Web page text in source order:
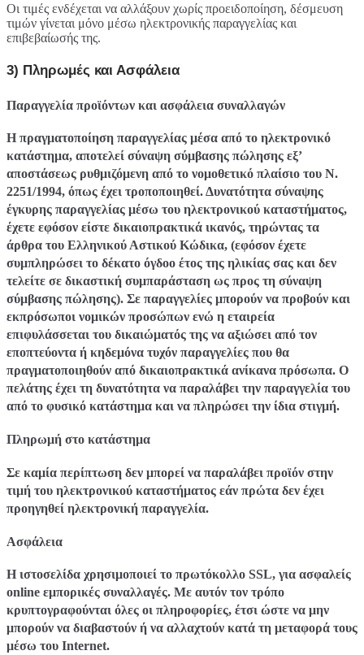
Οι τιμές ενδέχεται να αλλάξουν χωρίς προειδοποίηση, δέσμευση
τιμών γίνεται μόνο μέσω ηλεκτρονικής παραγγελίας και
επιβεβαίωσής της.
3) Πληρωμές και Ασφάλεια
Παραγγελία προϊόντων και ασφάλεια συναλλαγών
Η πραγματοποίηση παραγγελίας μέσα από το ηλεκτρονικό
κατάστημα, αποτελεί σύναψη σύμβασης πώλησης εξ’
αποστάσεως ρυθμιζόμενη από το νομοθετικό πλαίσιο του Ν.
2251/1994, όπως έχει τροποποιηθεί. Δυνατότητα σύναψης
έγκυρης παραγγελίας μέσω του ηλεκτρονικού καταστήματος,
έχετε εφόσον είστε δικαιοπρακτικά ικανός, τηρώντας τα
άρθρα του Ελληνικού Αστικού Κώδικα, (εφόσον έχετε
συμπληρώσει το δέκατο όγδοο έτος της ηλικίας σας και δεν
τελείτε σε δικαστική συμπαράσταση ως προς τη σύναψη
σύμβασης πώλησης). Σε παραγγελίες μπορούν να προβούν και
εκπρόσωποι νομικών προσώπων ενώ η εταιρεία
επιφυλάσσεται του δικαιώματός της να αξιώσει από τον
εποπτεύοντα ή κηδεμόνα τυχόν παραγγελίες που θα
πραγματοποιηθούν από δικαιοπρακτικά ανίκανα πρόσωπα. Ο
πελάτης έχει τη δυνατότητα να παραλάβει την παραγγελία του
από το φυσικό κατάστημα και να πληρώσει την ίδια στιγμή.
Πληρωμή στο κατάστημα
Σε καμία περίπτωση δεν μπορεί να παραλάβει προϊόν στην
τιμή του ηλεκτρονικού καταστήματος εάν πρώτα δεν έχει
προηγηθεί ηλεκτρονική παραγγελία.
Ασφάλεια
H ιστοσελίδα χρησιμοποιεί το πρωτόκολλο SSL, για ασφαλείς
online εμπορικές συναλλαγές. Με αυτόν τον τρόπο
κρυπτογραφούνται όλες οι πληροφορίες, έτσι ώστε να μην
μπορούν να διαβαστούν ή να αλλαχτούν κατά τη μεταφορά τους
μέσω του Internet.